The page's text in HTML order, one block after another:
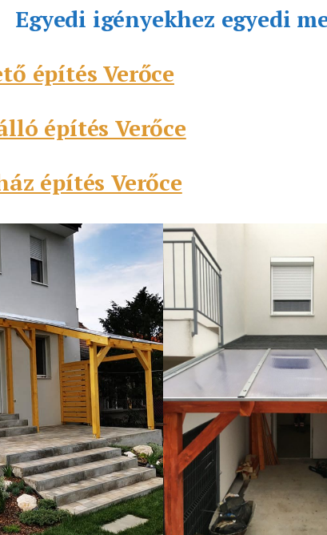
Egyedi igényekhez egyedi
építés Verőce
építés Verőce
építés Verőce